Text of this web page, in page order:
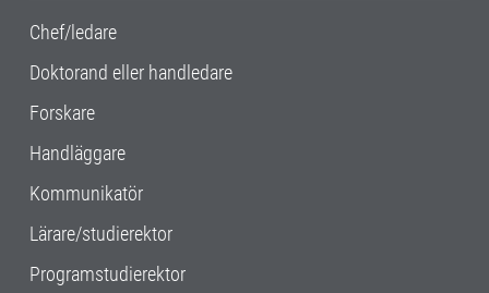
Chef/ledare
Doktorand eller handledare
Forskare
Handläggare
Kommunikatör
Lärare/studierektor
Programstudierektor